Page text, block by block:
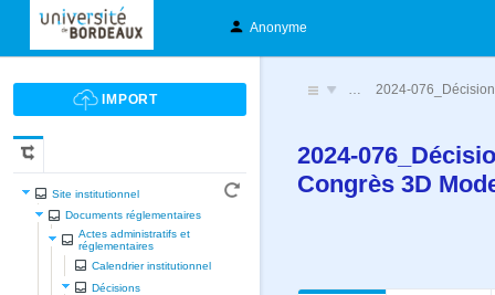
Anonyme
Site institutionnel
Documents réglementaires
Actes administratifs et
réglementaires
Calendrier institutionnel
Décisions
… 2024-
2024-
Congrès 3D